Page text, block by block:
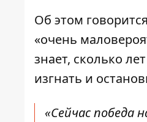
Об этом
«очень
знает, сколько
изгнать и
«Сейчас победа